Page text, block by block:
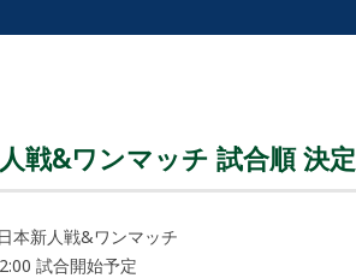
戦&ワンマッチ 試合順 決定
本新人戦&ワンマッチ
試合開始予定